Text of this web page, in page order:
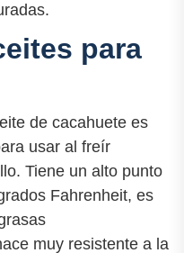
para
de cacahuete es
usar al freír
Tiene un alto punto
Fahrenheit, es
muy resistente a la